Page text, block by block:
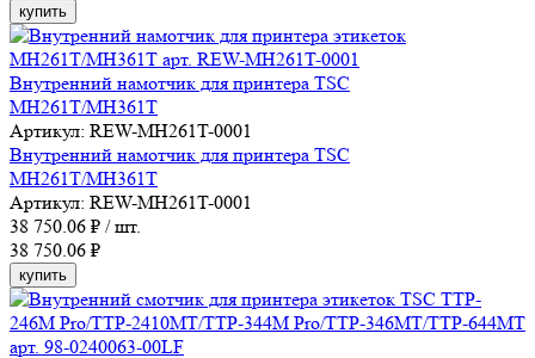
купить
Внутренний намотчик для принтера TSC
MH261T/MH361T
Артикул: REW-MH261T-0001
Внутренний намотчик для принтера TSC
MH261T/MH361T
Артикул: REW-MH261T-0001
38 750.06 ₽ / шт.
38 750.06 ₽
купить